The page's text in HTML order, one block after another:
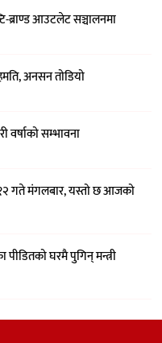
ब्राण्ड आउटलेट सञ्चालनमा
अनसन तोडियो
वर्षाको सम्भावना
गते मंगलबार, यस्तो छ आजको
घरमै पुगिन् मन्त्री